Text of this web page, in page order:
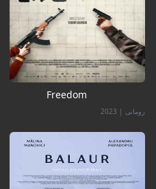
Freedom
رومانی |
2023